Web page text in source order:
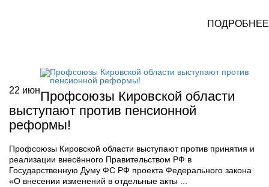
ПОДРОБНЕЕ
22 июнПрофсоюзы Кировской области
выступают против пенсионной
реформы!
Профсоюзы Кировской области выступают против принятия и
реализации внесённого Правительством РФ в
Государственную Думу ФС РФ проекта Федерального закона
«О внесении изменений в отдельные акты ...